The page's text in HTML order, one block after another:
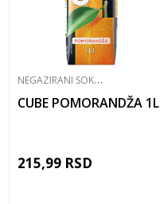
N
EGAZIRANI SOKOVI
CUBE POMORANDŽA 1L
215,99 RSD